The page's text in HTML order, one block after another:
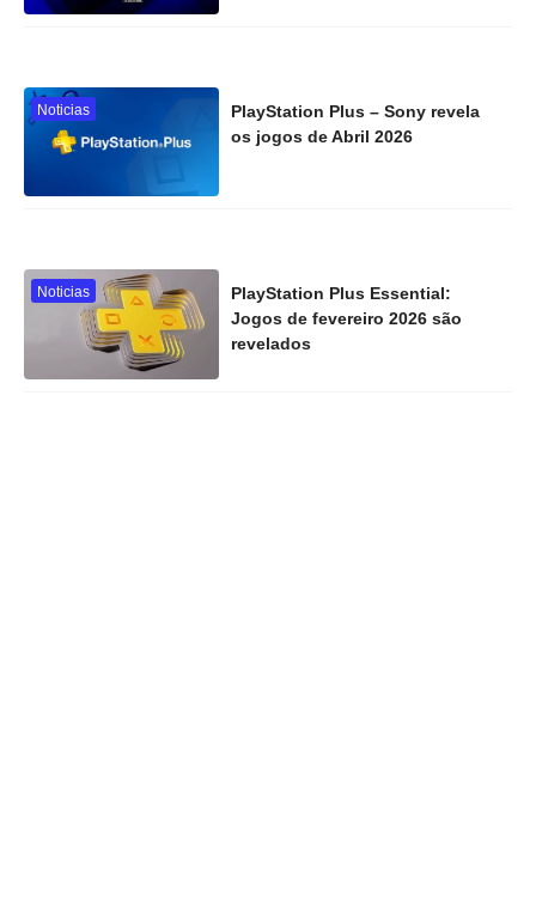
Noticias
PlayStation Plus – Sony revela
os jogos de Abril 2026
Noticias
PlayStation Plus Essential:
Jogos de fevereiro 2026 são
revelados